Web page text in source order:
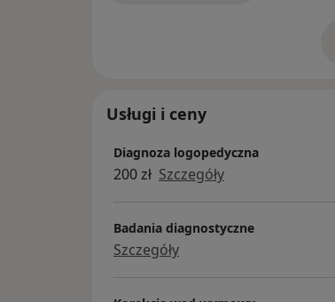
Usługi i ceny
Diagnoza logopedyczna
200 zł Szczegóły
Badania diagnostyczne
Szczegóły